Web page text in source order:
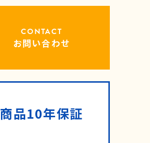
CONTACT
お問い合わせ
商品10年保証